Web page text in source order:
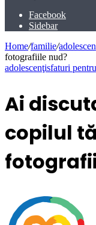
Facebook
Sidebar
Home/familie/
fotografiile nud?
adolescenţisfaturi
Ai
copilul